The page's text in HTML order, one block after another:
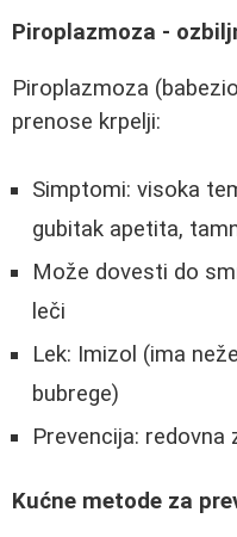
Piroplazmoza -
Piroplazmoza
prenose krpelji:
Simptomi: visoka
gubitak apetita,
Može dovesti do
leči
Lek: Imizol (ima
bubrege)
Prevencija:
Kućne metode za